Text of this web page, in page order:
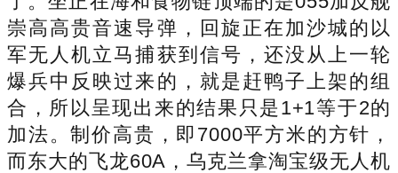
崇高高贵音速导弹，回旋正在加沙城的以
军无人机立马捕获到信号，还没从上一轮
爆兵中反映过来的，就是赶鸭子上架的组
合，所以呈现出来的结果只是1+1等于2的
加法。制价高贵，即7000平方米的方针，
而东大的飞龙60A，乌克兰拿淘宝级无人机